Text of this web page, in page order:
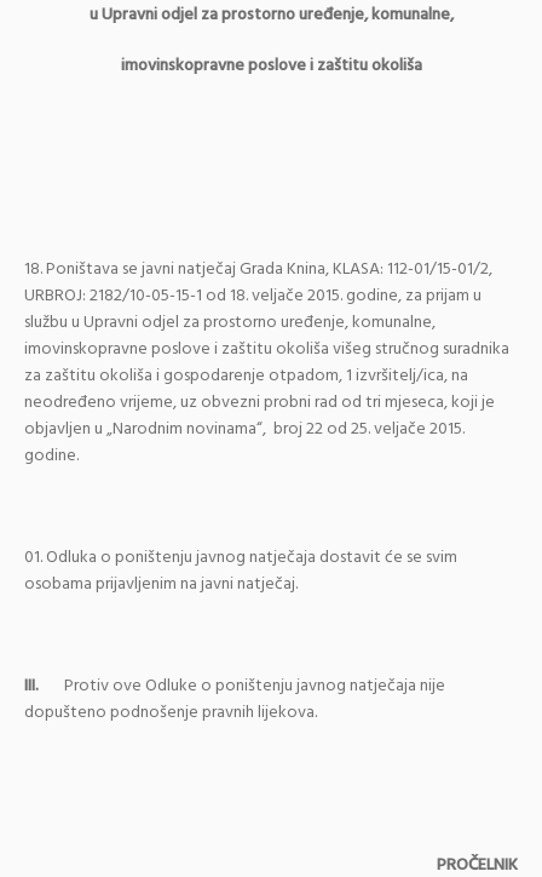
u Upravni odjel za prostorno uređenje, komunalne,
imovinskopravne poslove i zaštitu okoliša
Poništava se javni natječaj Grada Knina, KLASA: 112-01/15-01/2,
URBROJ: 2182/10-05-15-1 od 18. veljače 2015. godine, za prijam u
službu u Upravni odjel za prostorno uređenje, komunalne,
imovinskopravne poslove i zaštitu okoliša višeg stručnog suradnika
za zaštitu okoliša i gospodarenje otpadom, 1 izvršitelj/ica, na
neodređeno vrijeme, uz obvezni probni rad od tri mjeseca, koji je
objavljen u „Narodnim novinama“, broj 22 od 25. veljače 2015.
godine.
Odluka o poništenju javnog natječaja dostavit će se svim
osobama prijavljenim na javni natječaj.
III. Protiv ove Odluke o poništenju javnog natječaja nije
dopušteno podnošenje pravnih lijekova.
PROČELNIK